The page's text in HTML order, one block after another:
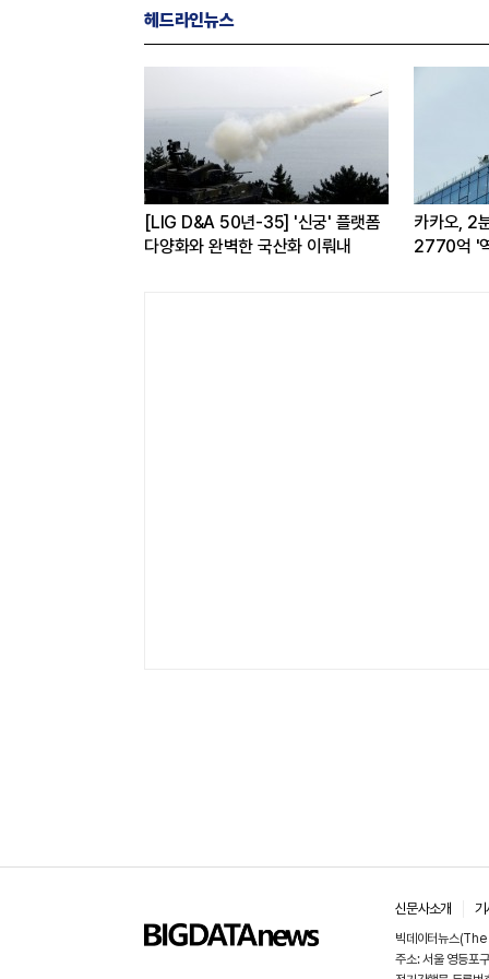
헤드라인뉴스
[LIG D&A 50년-35] '신궁' 플랫폼
다양화와 완벽한 국산화 이뤄내
카카오, 2
2770억 '
신문사소개 기
빅데이터뉴스
주소: 서울 영등